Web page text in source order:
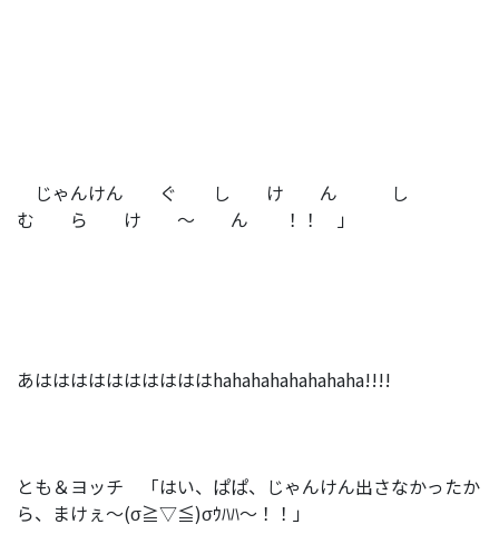
じゃんけん ぐ し け ん し
む ら け ～ ん ！！ 」
あははははははははははhahahahahahahaha!!!!
とも＆ヨッチ 「はい、ぱぱ、じゃんけん出さなかったか
ら、まけぇ～(σ≧▽≦)σｳﾊﾊ～！！」